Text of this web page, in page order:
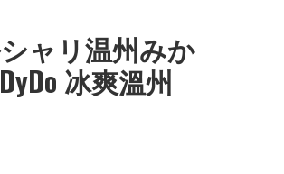
ャリ温州みか
冰爽溫州